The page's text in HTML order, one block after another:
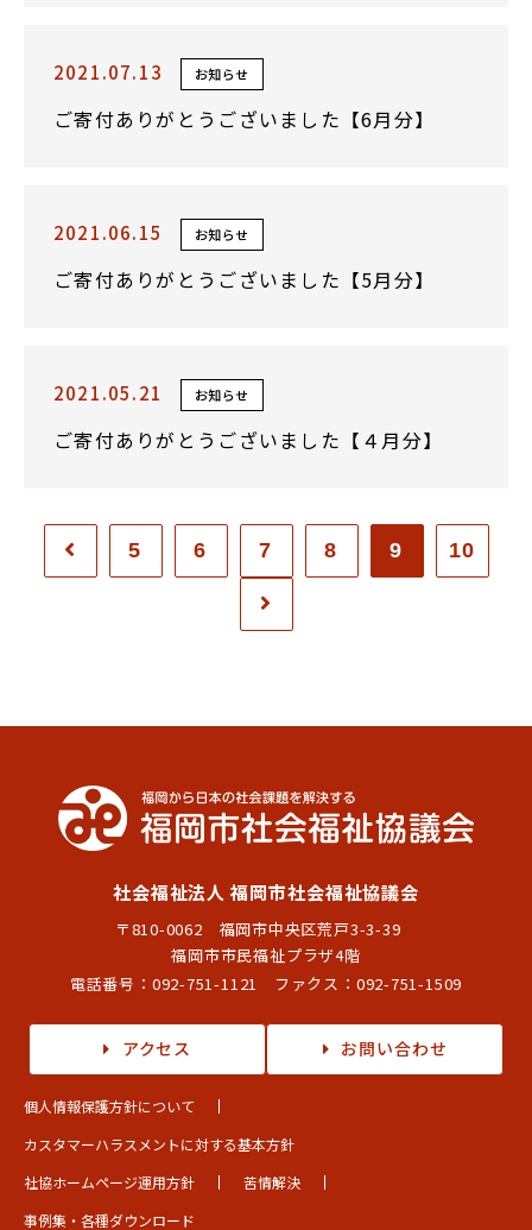
2021.07.13 お知らせ
ご寄付ありがとうございました【6月分】
2021.06.15 お知らせ
ご寄付ありがとうございました【5月分】
2021.05.21 お知らせ
ご寄付ありがとうございました【４月分】
5 6 7 8 9 10
社会福祉法人 福岡市社会福祉協議会
〒810-0062 福岡市中央区荒戸3-3-39
福岡市市民福祉プラザ4階
電話番号： 092-751-1121 ファクス：092-751-1509
アクセス お問い合わせ
個人情報保護方針について
カスタマーハラスメントに対する基本方針
社協ホームページ運用方針
苦情解決
事例集・各種ダウンロード